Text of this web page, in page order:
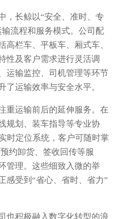
，长鲸以“安全、准时、专
流程和服务模式。公司配
高栏车、平板车、厢式车、
性及客户需求进行灵活调
运输监控、司机管理等环节
了运输效率与安全水平。
重运输前后的延伸服务。在
规划、装车指导等专业协
时定位系统，客户可随时掌
约卸货、签收回传等服
管理。这些细致入微的举
感受到“省心、省时、省力”
也积极融入数字化转型的浪